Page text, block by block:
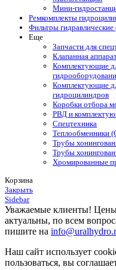
Мини-
Ремкомплекты
Фильтры
Еще
Запчасти для
Клапанная
Комплектующие
Комплектующие
гидроцилиндров
Коробки отбора
РВД и
Спецтехника
Теплообменники
Трубы
Трубы
Хромированные
Корзина
Закрыть
Sidebar
Уважаемые клиенты!
актуальны, по всем
пишите на
Наш сайт использует
пользоваться, вы